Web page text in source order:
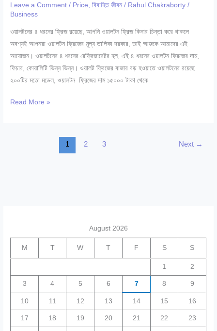
Leave a Comment / Price ,বিবাহিত জীবন / Rahul Chakraborty/
Business
ওয়ালটনের ৪ ধরনের ফ্রিজ রয়েছে, আপনি ওয়ালটন ফ্রিজ কিনার চিন্তা করে থাকলে
অবশ্যই আপনরা ওয়ালটন ফ্রিজের মূল্য তালিকা দরকার, তাই আজকে আমাদের এই
আয়োজন। ওয়ালটনের ৪ ধরনের রেফ্রিজারেটর হল, এই ৪ ধরনের ওয়ালটন ফ্রিজের দাম,
ফিচার, কোয়ালিটি ভিন্ন ভিন্ন। ওয়ালট ফ্রিজের বাজার বড় হওয়াতে ওয়ালটনের রয়েছে
২০০টির মতো মডেল, ওয়ালটন ফ্রিজের দাম ১৫০০০ টাকা থেকে
জেনে
Read More »
1 2 3 Next →
August 2026
M T W T F S S
1 2
3 4 5 6 7 8 9
10 11 12 13 14 15 16
17 18 19 20 21 22 23